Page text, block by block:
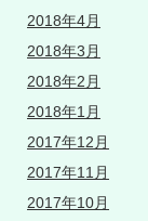
2018年4月
2018年3月
2018年2月
2018年1月
2017年12月
2017年11月
2017年10月